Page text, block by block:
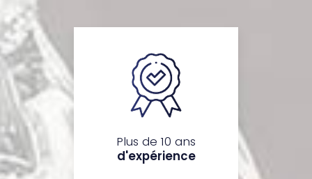
Plus de 10 ans
d'expérience